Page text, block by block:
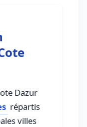
Dazur
répartis
villes